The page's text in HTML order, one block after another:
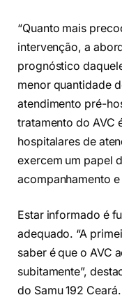
“Quanto mais
intervenção, a
prognóstico
menor quantidade
atendimento pré-
tratamento do AVC
hospitalares de
exercem um papel
acompanhamento
Estar informado é
adequado. “A
saber é que o AVC
subitamente”,
do Samu 192